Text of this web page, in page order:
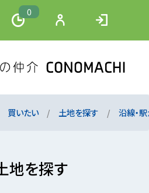
0
買いたい 土地を探す 沿線・
地を探す